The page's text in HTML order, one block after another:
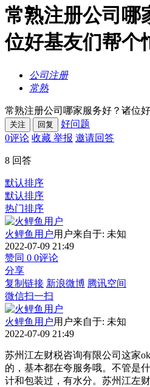
常熟注册公司哪
位好基友们帮个
公司注册
常熟
常熟注册公司哪家服务好？诸位
关注 回复
好问题
0评论 收藏 举报 邀请回答
8 回答
默认排序
默认排序
热门排序
火鲤鱼用户用户来自于: 未知
2022-07-09 21:49
赞同 0 0评论
分享
复制链接 新浪微博 腾讯空间
微信扫一扫
火鲤鱼用户用户来自于: 未知
2022-07-09 21:49
苏州江左财税咨询有限公司这家
的，基本都在夸服务哦。不管是
计和包装过，有水分。苏州江左